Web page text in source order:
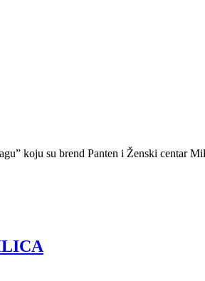
koju su brend Panten i Ženski centar